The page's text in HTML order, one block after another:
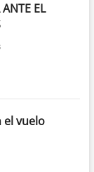
EL
el vuelo